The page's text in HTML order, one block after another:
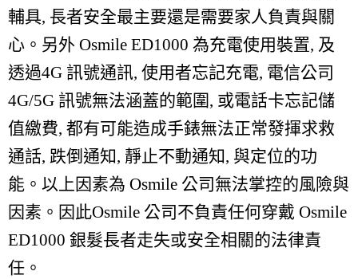
輔具, 長者安全最主要還是需要家人負責與關
心。另外 Osmile ED1000 為充電使用裝置, 及
透過4G 訊號通訊, 使用者忘記充電, 電信公司
4G/5G 訊號無法涵蓋的範圍, 或電話卡忘記儲
值繳費, 都有可能造成手錶無法正常發揮求救
通話, 跌倒通知, 靜止不動通知, 與定位的功
能 。 以上因素為 Osmile 公司無法掌控的風險與
因素。因此Osmile 公司不負責任何穿戴 Osmile
ED1000 銀髮長者走失或安全相關的法律責
任。